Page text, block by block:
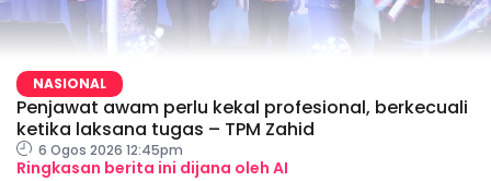
NASIONAL
Penjawat awam perlu kekal profesional, berkecuali
ketika laksana tugas – TPM Zahid
6 Ogos 2026 12:45pm
Ringkasan berita ini dijana oleh AI